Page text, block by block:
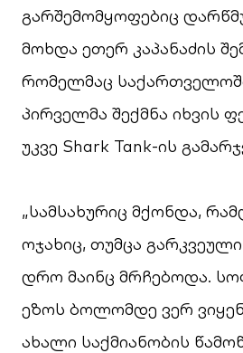
გარშემომყოფებიც
მოხდა ეთერ კაპანაძის
რომელმაც
პირველმა შექმნა იხვის
უკვე Shark Tank-ის
„სამსახურიც მქონდა,
ოჯახიც, თუმცა
დრო მაინც მრჩებოდა.
ეზოს ბოლომდე ვერ
ახალი საქმიანობის